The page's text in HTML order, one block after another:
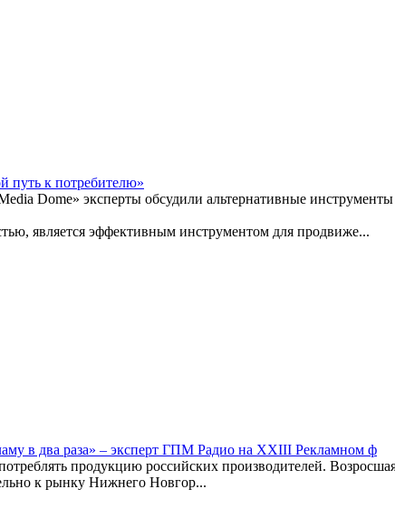
путь к потребителю»
Dome» эксперты обсудили альтернативные
является эффективным инструментом для продвиже...
в два раза» – эксперт ГПМ Радио на XXIII Рекламном ф
продукцию российских производителей.
к рынку Нижнего Новгор...